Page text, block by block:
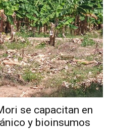
se capacitan en
y bioinsumos